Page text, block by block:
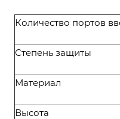
Количество портов
Степень защиты
Материал
Высота